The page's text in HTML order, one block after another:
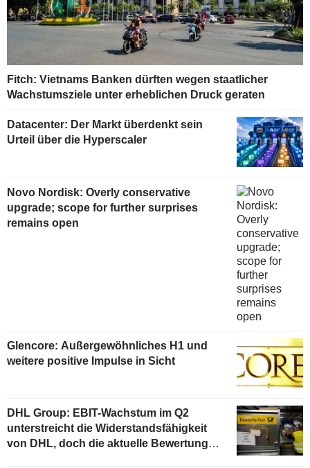
Fitch: Vietnams Banken dürften wegen staatlicher
Wachstumsziele unter erheblichen Druck geraten
Datacenter: Der Markt überdenkt sein
Urteil über die Hyperscaler
Novo Nordisk: Overly conservative
upgrade; scope for further surprises
remains open
Glencore: Außergewöhnliches H1 und
weitere positive Impulse in Sicht
DHL Group: EBIT-Wachstum im Q2
unterstreicht die Widerstandsfähigkeit
von DHL, doch die aktuelle Bewertung